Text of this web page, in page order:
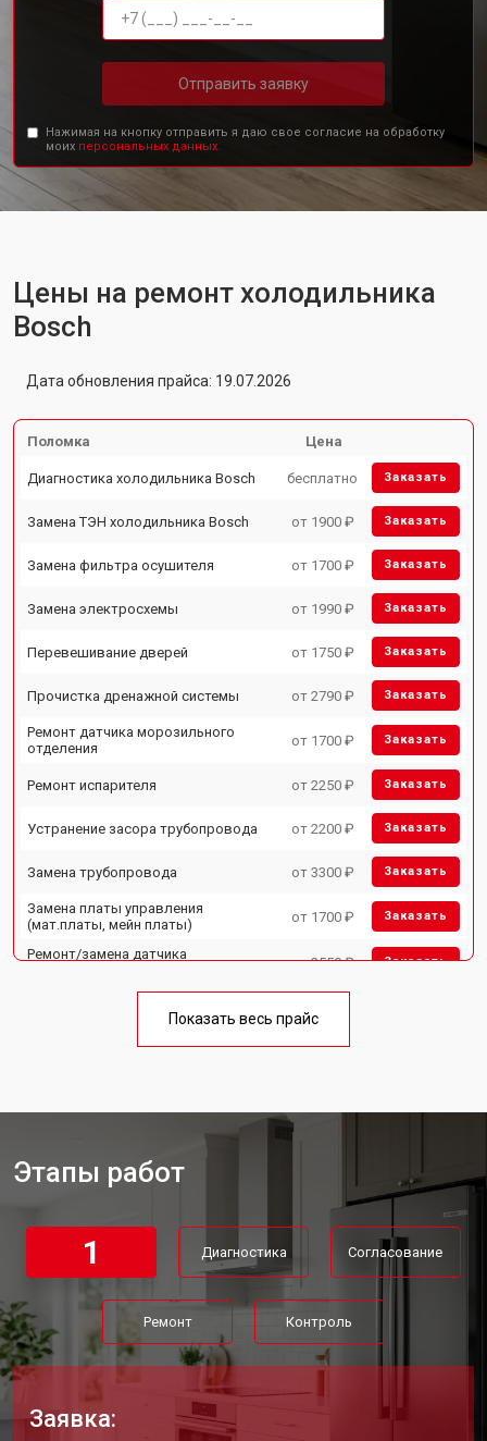
Отправить заявку
Нажимая на кнопку отправить я даю свое согласие на обработку
моих персональных данных.
Цены на ремонт холодильника
Bosch
Дата обновления прайса: 19.07.2026
Поломка Цена
Диагностика холодильника Bosch бесплатно Заказать
Замена ТЭН холодильника Bosch от 1900 ₽ Заказать
Замена фильтра осушителя от 1700 ₽ Заказать
Замена электросхемы от 1990 ₽ Заказать
Перевешивание дверей от 1750 ₽ Заказать
Прочистка дренажной системы от 2790 ₽ Заказать
Ремонт датчика морозильного
отделения
от 1700 ₽ Заказать
Ремонт испарителя от 2250 ₽ Заказать
Устранение засора трубопровода от 2200 ₽ Заказать
Замена трубопровода от 3300 ₽ Заказать
Замена платы управления
(мат.платы, мейн платы)
от 1700 ₽ Заказать
Ремонт/замена датчика
от 2550 ₽ Заказать
Замена дефростера от 4750 ₽
Замена нагревателя испарителя от 2550 ₽
Замена нагревателя оттайки Заказать
Замена реле холодильника Bosch от 2550 ₽ Заказать
Устранение утечки хладагента от 1900 ₽
Показать весь прайс
Этапы работ
1 Диагностика Согласование
Ремонт Контроль
Заявка: